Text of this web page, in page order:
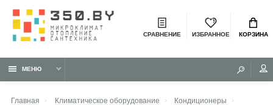
СРАВНЕНИЕ ИЗБРАННОЕ КОРЗИНА
МЕНЮ
Главная Климатическое оборудование
Кондиционеры